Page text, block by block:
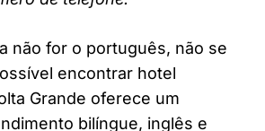
não for o português, não se
encontrar hotel
Grande oferece um
bilíngue, inglês e